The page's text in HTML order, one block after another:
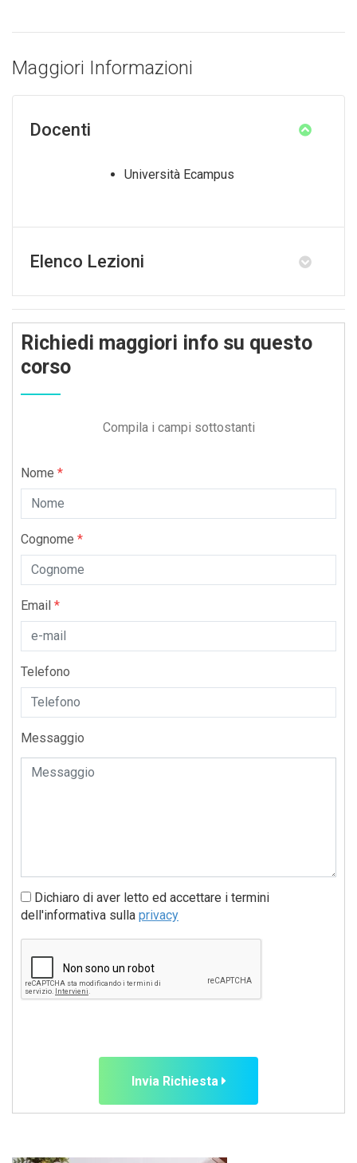
Maggiori Informazioni
Docenti
Università Ecampus
Elenco Lezioni
Richiedi maggiori info su questo
corso
Compila i campi sottostanti
Nome *
Cognome *
Email *
Telefono
Messaggio
Dichiaro di aver letto ed accettare i termini
dell'informativa sulla privacy
Invia Richiesta